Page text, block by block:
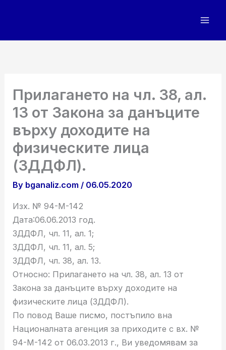
Прилагането на чл. 38, ал.
13 от Закона за данъците
върху доходите на
физическите лица
(ЗДДФЛ).
By bganaliz.com / 06.05.2020
Изх. № 94-М-142
Дата:06.06.2013 год.
ЗДДФЛ, чл. 11, ал. 1;
ЗДДФЛ, чл. 11, ал. 5;
ЗДДФЛ, чл. 38, ал. 13.
Относно: Прилагането на чл. 38, ал. 13 от
Закона за данъците върху доходите на
физическите лица (ЗДДФЛ).
По повод Ваше писмо, постъпило вна
Националната агенция за приходите с вх. №
94-М-142 от 06.03.2013 г., Ви уведомявам за